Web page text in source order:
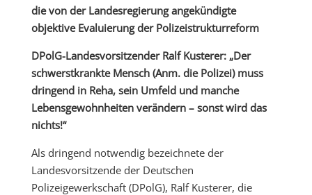
die von der Landesregierung angekündigte
objektive Evaluierung der Polizeistrukturreform
DPolG-Landesvorsitzender Ralf Kusterer: „Der
schwerstkrankte Mensch (Anm. die Polizei) muss
dringend in Reha, sein Umfeld und manche
Lebensgewohnheiten verändern – sonst wird das
nichts!“
Als dringend notwendig bezeichnete der
Landesvorsitzende der Deutschen
Polizeigewerkschaft (DPolG), Ralf Kusterer, die